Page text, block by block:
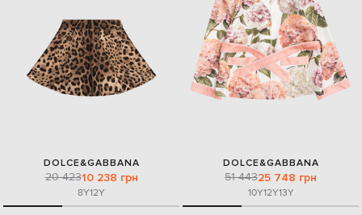
DOLCE&GABBANA
20 42310 238 грн
8Y12Y
DOLCE&GABBANA
51 44325 748 грн
10Y12Y13Y